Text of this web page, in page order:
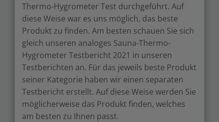
Thermo-Hygrometer Test durchgeführt. Auf
diese Weise war es uns möglich, das beste
Produkt zu finden. Am besten schauen Sie sich
gleich unseren analoges Sauna-Thermo-
Hygrometer Testbericht 2021 in unseren
Testberichten an. Für das jeweils beste Produkt
seiner Kategorie haben wir einen separaten
Testbericht erstellt. Auf diese Weise werden Sie
möglicherweise das Produkt finden, welches
am besten zu Ihnen passt.